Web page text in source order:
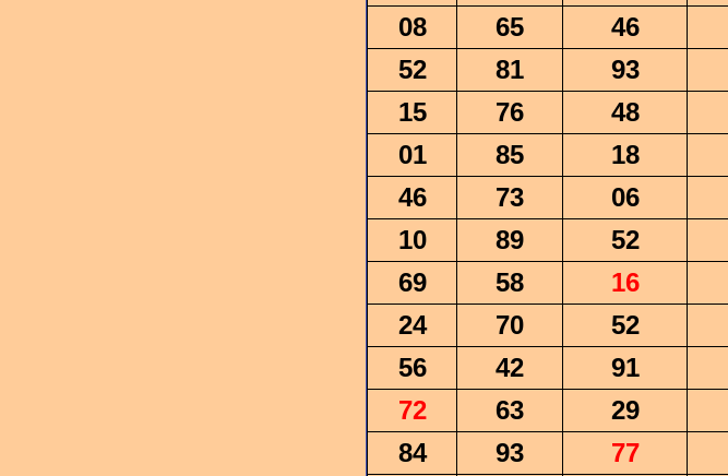
08
65 46
52
81 93
15
76 48
01
85 18
46
73 06
10
89 52
69
58 16
24
70 52
56
42 91
72
63 29
84
93 77